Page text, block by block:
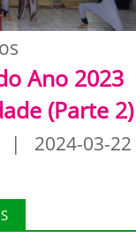
Ano 2023
(Parte 2)
| 2024-03-22